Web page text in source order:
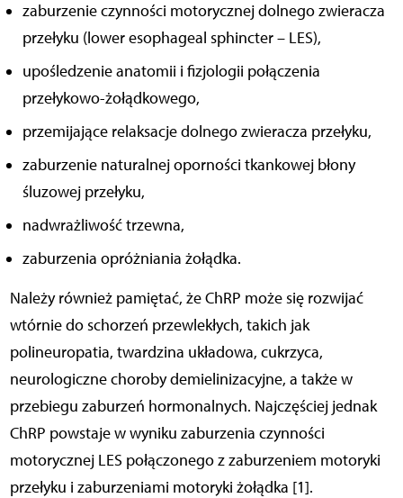
zaburzenie czynności motorycznej dolnego zwieracza
przełyku (lower esophageal sphincter – LES),
upośledzenie anatomii i fizjologii połączenia
przełykowo-żołądkowego,
przemijające relaksacje dolnego zwieracza przełyku,
zaburzenie naturalnej oporności tkankowej błony
śluzowej przełyku,
nadwrażliwość trzewna,
zaburzenia opróżniania żołądka.
Należy również pamiętać, że ChRP może się rozwijać
wtórnie do schorzeń przewlekłych, takich jak
polineuropatia, twardzina układowa, cukrzyca,
neurologiczne choroby demielinizacyjne, a także w
przebiegu zaburzeń hormonalnych. Najczęściej jednak
ChRP powstaje w wyniku zaburzenia czynności
motorycznej LES połączonego z zaburzeniem motoryki
przełyku i zaburzeniami motoryki żołądka [1].